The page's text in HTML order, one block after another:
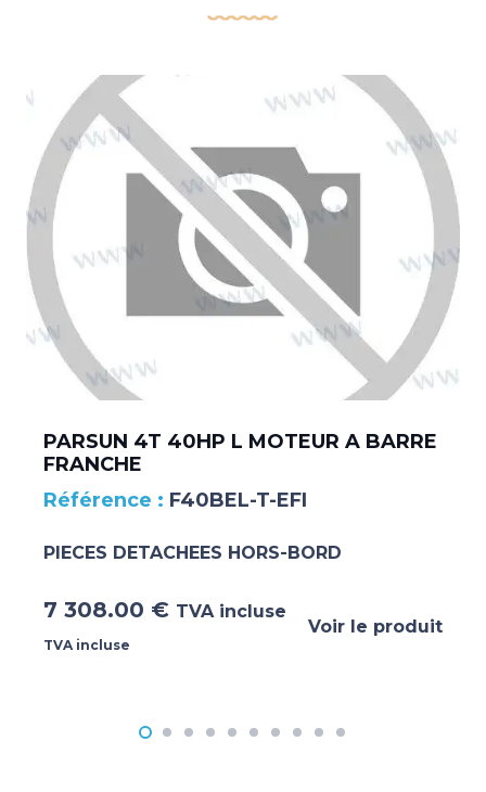
PARSUN 4T 40HP L MOTEUR A BARRE
FRANCHE
F40BEL-T-EFI
PIECES DETACHEES HORS-BORD
7 308.00 € TVA incluse
TVA incluse
Voir le produit